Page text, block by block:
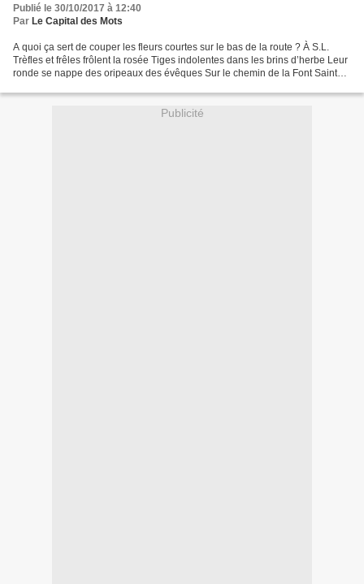
Publié le 30/10/2017 à 12:40
Par Le Capital des Mots
A quoi ça sert de couper les fleurs courtes sur le bas de la route ? À S.L.
Trèfles et frêles frôlent la rosée Tiges indolentes dans les brins d’herbe Leur
ronde se nappe des oripeaux des évêques Sur le chemin de la Font Sainte
Publicité